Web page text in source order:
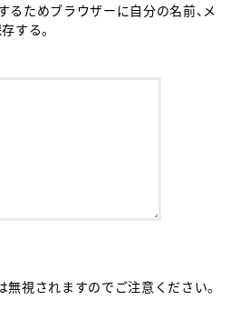
るためブラウザーに自分の名前、メ
する。
視されますのでご注意ください。